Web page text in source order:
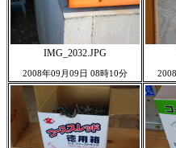
IMG_2032.JPG
2008年09月09日 08時10分